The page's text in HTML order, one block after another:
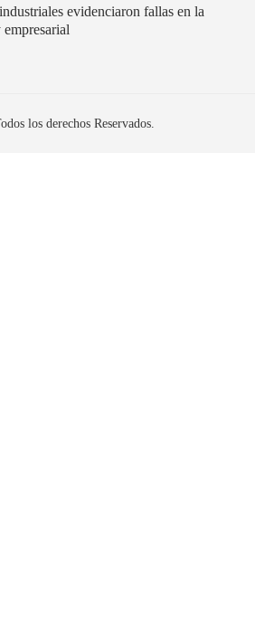
evidenciaron fallas en la
los derechos Reservados.